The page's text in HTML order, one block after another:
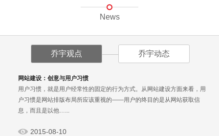
News
乔宇观点 乔宇动态
网站建设：创意与用户习惯
用户习惯，就是用户经常性的固定的行为方式。从网站建设方面来看，用
户习惯是网站排版布局所应该重视的——用户的终目的是从网站获取信
息，而且是以他…...
2015-08-10